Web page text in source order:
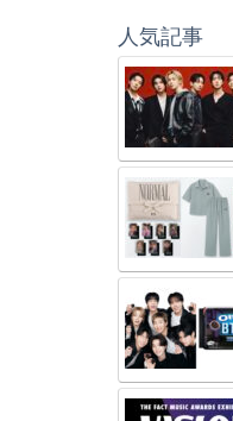
人気記事